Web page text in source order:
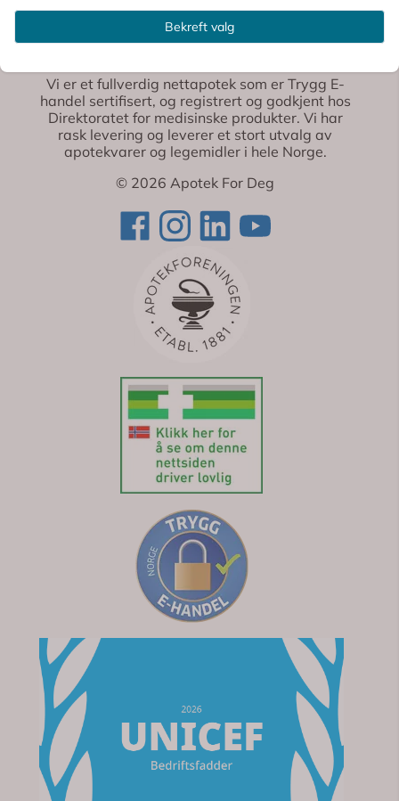
Vi er et fullverdig nettapotek som er Trygg E-
handel sertifisert, og registrert og godkjent hos
Direktoratet for medisinske produkter. Vi har
rask levering og leverer et stort utvalg av
apotekvarer og legemidler i hele Norge.
© 2026 Apotek For Deg
Bekreft valg